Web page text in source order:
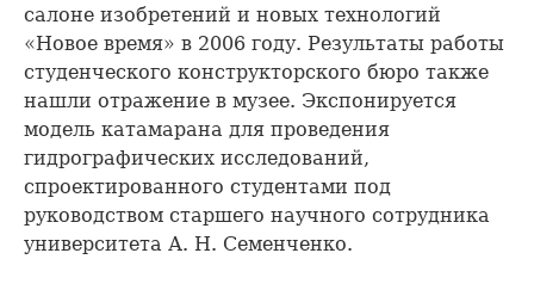
салоне изобретений и новых технологий
«Новое время» в 2006 году. Результаты работы
студенческого конструкторского бюро также
нашли отражение в музее. Экспонируется
модель катамарана для проведения
гидрографических исследований,
спроектированного студентами под
руководством старшего научного сотрудника
университета А. Н. Семенченко.